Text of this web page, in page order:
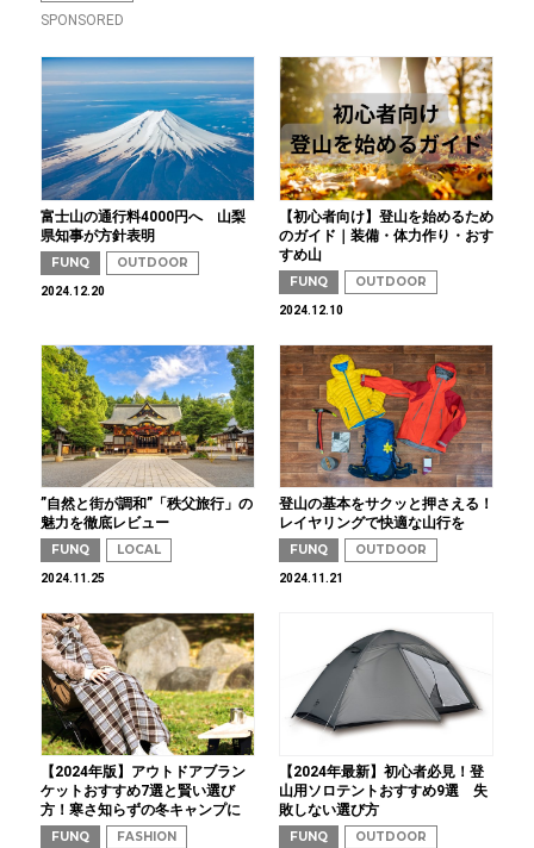
SPONSORED
富士山の通行料4000円へ 山梨
県知事が方針表明
FUNQ OUTDOOR
2024.12.20
【初心者向け】登山を始めるため
のガイド｜装備・体力作り・おす
すめ山
FUNQ OUTDOOR
2024.12.10
”自然と街が調和”「秩父旅行」の
魅力を徹底レビュー
FUNQ LOCAL
2024.11.25
登山の基本をサクッと押さえる！
レイヤリングで快適な山行を
FUNQ OUTDOOR
2024.11.21
【2024年版】アウトドアブラン
ケットおすすめ7選と賢い選び
方！寒さ知らずの冬キャンプに
FUNQ
FASHION
【2024年最新】初心者必見！登
山用ソロテントおすすめ9選 失
敗しない選び方
FUNQ OUTDOOR